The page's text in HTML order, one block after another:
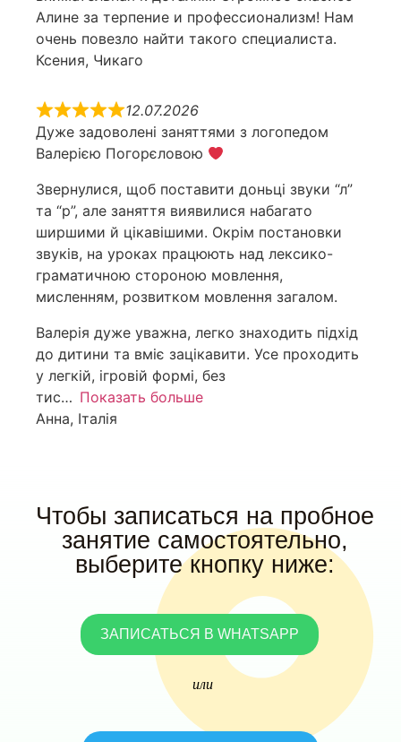
Алине за терпение и профессионализм! Нам
очень повезло найти такого специалиста.
Ксения, Чикаго
12.07.2026
Дуже задоволені заняттями з логопедом
Валерією Погорєловою
Звернулися, щоб поставити доньці звуки “л”
та “р”, але заняття виявилися набагато
ширшими й цікавішими. Окрім постановки
звуків, на уроках працюють над лексико-
граматичною стороною мовлення,
мисленням, розвитком мовлення загалом.
Валерія дуже уважна, легко знаходить підхід
до дитини та вміє зацікавити. Усе проходить
у легкій, ігровій формі, без
тис
Показать больше
Анна, Італія
Чтобы записаться на пробное
занятие самостоятельно,
выберите кнопку ниже:
ЗАПИСАТЬСЯ В WHATSAPP
или